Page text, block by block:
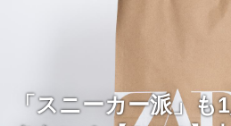
「スニーカー派」も